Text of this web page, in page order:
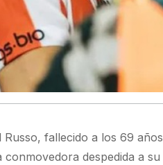
fallecido a los 69 años
despedida a su